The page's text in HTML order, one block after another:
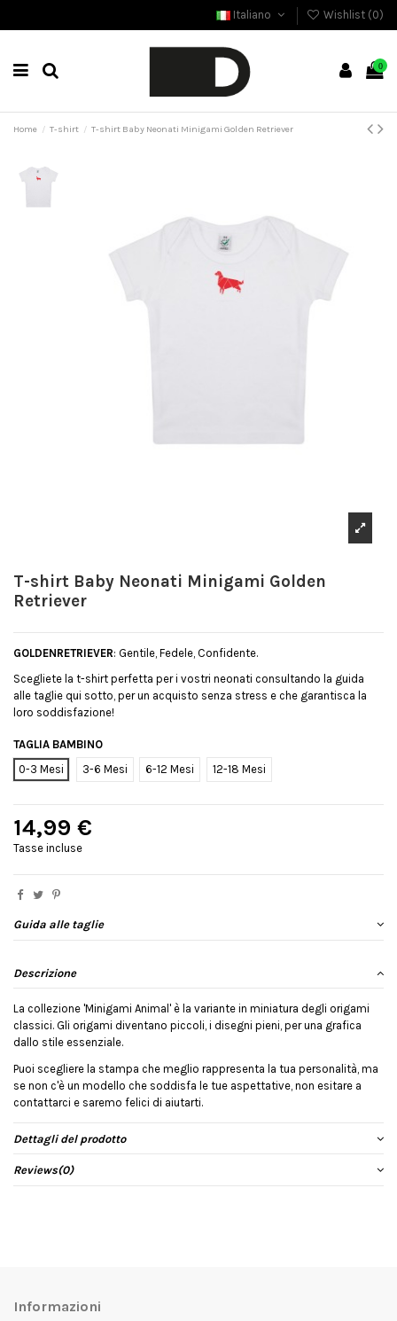
Italiano Wishlist (0)
0
Home T-shirt T-shirt Baby Neonati Minigami Golden Retriever
T-shirt Baby Neonati Minigami Golden
Retriever
GOLDENRETRIEVER: Gentile, Fedele, Confidente.
Scegliete la t-shirt perfetta per i vostri neonati consultando la guida
alle taglie qui sotto, per un acquisto senza stress e che garantisca la
loro soddisfazione!
TAGLIA BAMBINO
0-3 Mesi
3-6 Mesi 6-12 Mesi 12-18 Mesi
14,99 €
Tasse incluse
Guida alle taglie
Descrizione
La collezione 'Minigami Animal' è la variante in miniatura degli origami
classici. Gli origami diventano piccoli, i disegni pieni, per una grafica
dallo stile essenziale.
Puoi scegliere la stampa che meglio rappresenta la tua personalità, ma
se non c'è un modello che soddisfa le tue aspettative, non esitare a
contattarci e saremo felici di aiutarti.
Dettagli del prodotto
Reviews(0)
Informazioni